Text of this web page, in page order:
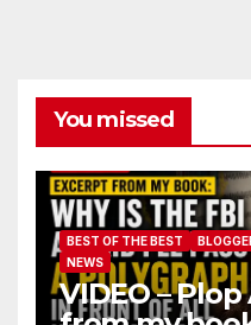
You missed
BEST OF THE BEST
NEWS
VIDEO –